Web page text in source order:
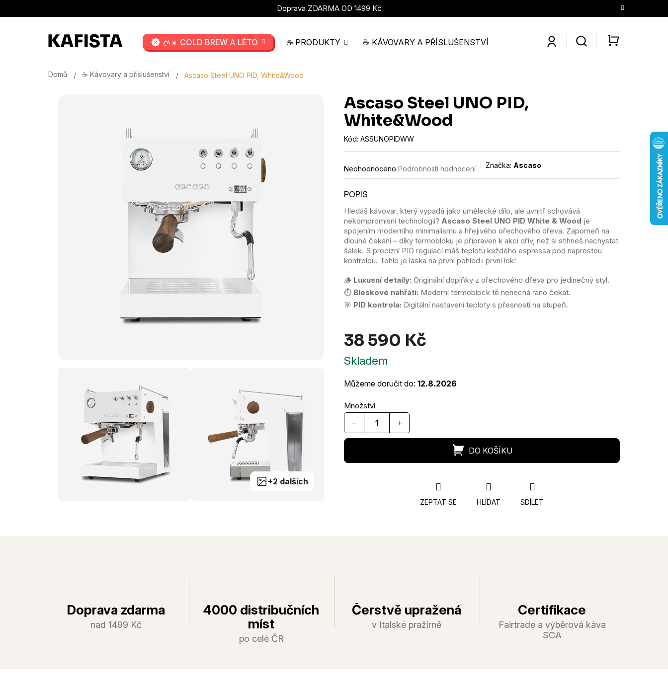
Doprava ZDARMA OD 1499 Kč
🧊☀️ COLD BREW A LÉTO ☕ PRODUKTY ☕ KÁVOVARY A PŘÍSLUŠENSTVÍ KONTAKTY O NÁS
Domů ☕ Kávovary a příslušenství Ascaso Steel UNO PID, White&Wood
+2 dalších
Ascaso Steel UNO PID,
White&Wood
Kód: ASSUNOPIDWW
Průměrné
hodnocení
je
z
5
hvězdiček.
Neohodnoceno Podrobnosti hodnocení Značka: Ascaso
Hledáš kávovar, který vypadá jako umělecké dílo, ale uvnitř schovává
nekompromisní technologii? Ascaso Steel UNO PID White & Wood je
spojením moderního minimalismu a hřejivého ořechového dřeva. Zapomeň na
dlouhé čekání – díky termobloku je připraven k akci dřív, než si stihneš nachystat
šálek. S precizní PID regulací máš teplotu každého espressa pod naprostou
kontrolou. Tohle je láska na první pohled i první lok!
🪵 Luxusní detaily: Originální doplňky z ořechového dřeva pro jedinečný styl.
⏱️ Bleskové nahřátí: Moderní termoblock tě nenechá ráno čekat.
🎯 PID kontrola: Digitální nastavení teploty s přesností na stupeň.
38 590 Kč
Skladem
Můžeme doručit do: 12.8.2026
+
−
ZEPTAT SE HLÍDAT SDÍLET
Doprava zdarma
nad 1499 Kč
4000 distribučních
míst
po celé ČR
Čerstvě upražená
v Italské pražírně
Certifikace
Fairtrade a výběrová káva
SCA